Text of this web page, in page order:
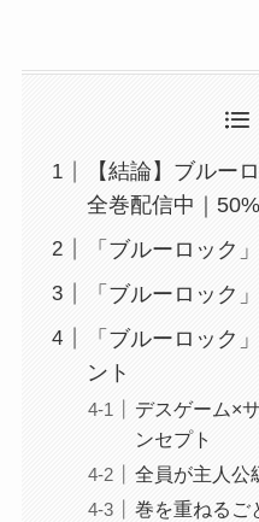
【結論】ブルー
全巻配信中｜
「ブルーロック
「ブルーロック
「ブルーロック
ント
デスゲーム×
ンセプト
全員が主人公
巻を重ねるご